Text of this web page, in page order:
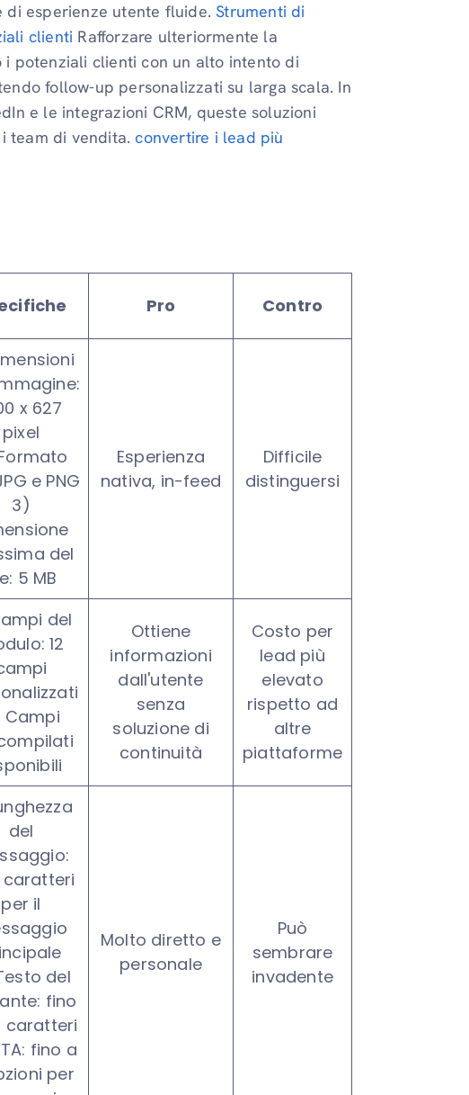
di esperienze utente fluide.Strumenti di
clienti Rafforzare ulteriormente la
potenziali clienti con un alto intento di
follow-up personalizzati su larga scala. In
e le integrazioni CRM, queste soluzioni
team di vendita. convertire i lead più
Pro Contro
x 627
pixel
e PNG
3)
del
5 MB
Esperienza
nativa, in-feed
Difficile
distinguersi
del
12
Campi
Ottiene
informazioni
dall'utente
senza
soluzione di
continuità
Costo per
lead più
elevato
rispetto ad
altre
piattaforme
del
caratteri
per il
del
fino
caratteri
fino a
per
Molto diretto e
personale
Può
sembrare
invadente